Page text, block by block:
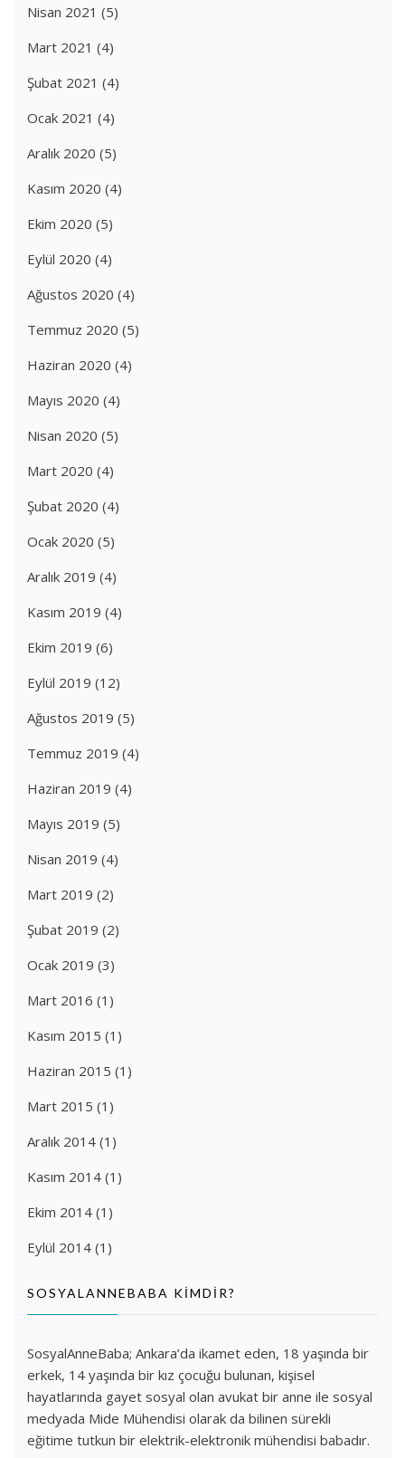
Nisan 2021 (5)
Mart 2021 (4)
Şubat 2021 (4)
Ocak 2021 (4)
Aralık 2020 (5)
Kasım 2020 (4)
Ekim 2020 (5)
Eylül 2020 (4)
Ağustos 2020 (4)
Temmuz 2020 (5)
Haziran 2020 (4)
Mayıs 2020 (4)
Nisan 2020 (5)
Mart 2020 (4)
Şubat 2020 (4)
Ocak 2020 (5)
Aralık 2019 (4)
Kasım 2019 (4)
Ekim 2019 (6)
Eylül 2019 (12)
Ağustos 2019 (5)
Temmuz 2019 (4)
Haziran 2019 (4)
Mayıs 2019 (5)
Nisan 2019 (4)
Mart 2019 (2)
Şubat 2019 (2)
Ocak 2019 (3)
Mart 2016 (1)
Kasım 2015 (1)
Haziran 2015 (1)
Mart 2015 (1)
Aralık 2014 (1)
Kasım 2014 (1)
Ekim 2014 (1)
Eylül 2014 (1)
SOSYALANNEBABA KIMDIR?
SosyalAnneBaba; Ankara’da ikamet eden, 18 yaşında bir
erkek, 14 yaşında bir kız çocuğu bulunan, kişisel
hayatlarında gayet sosyal olan avukat bir anne ile sosyal
medyada Mide Mühendisi olarak da bilinen sürekli
eğitime tutkun bir elektrik-elektronik mühendisi babadır.